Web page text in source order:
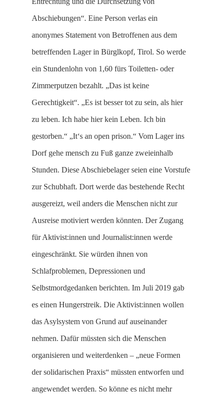
Abschiebungen“. Eine Person verlas ein
anonymes Statement von Betroffenen aus dem
betreffenden Lager in Bürglkopf, Tirol. So werde
ein Stundenlohn von 1,60 fürs Toiletten- oder
Zimmerputzen bezahlt. „Das ist keine
Gerechtigkeit“. „Es ist besser tot zu sein, als hier
zu leben. Ich habe hier kein Leben. Ich bin
gestorben.“ „It‘s an open prison.“ Vom Lager ins
Dorf gehe mensch zu Fuß ganze zweieinhalb
Stunden. Diese Abschiebelager seien eine Vorstufe
zur Schubhaft. Dort werde das bestehende Recht
ausgereizt, weil anders die Menschen nicht zur
Ausreise motiviert werden könnten. Der Zugang
für Aktivist:innen und Journalist:innen werde
eingeschränkt. Sie würden ihnen von
Schlafproblemen, Depressionen und
Selbstmordgedanken berichten. Im Juli 2019 gab
es einen Hungerstreik. Die Aktivist:innen wollen
das Asylsystem von Grund auf auseinander
nehmen. Dafür müssten sich die Menschen
organisieren und weiterdenken – „neue Formen
der solidarischen Praxis“ müssten entworfen und
angewendet werden. So könne es nicht mehr